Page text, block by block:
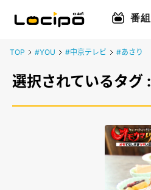
番組
TOP #YOU #中京テレビ #あさり
選択されているタグ :